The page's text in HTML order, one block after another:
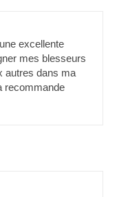
excellente
mes blesseurs
autres dans ma
recommande